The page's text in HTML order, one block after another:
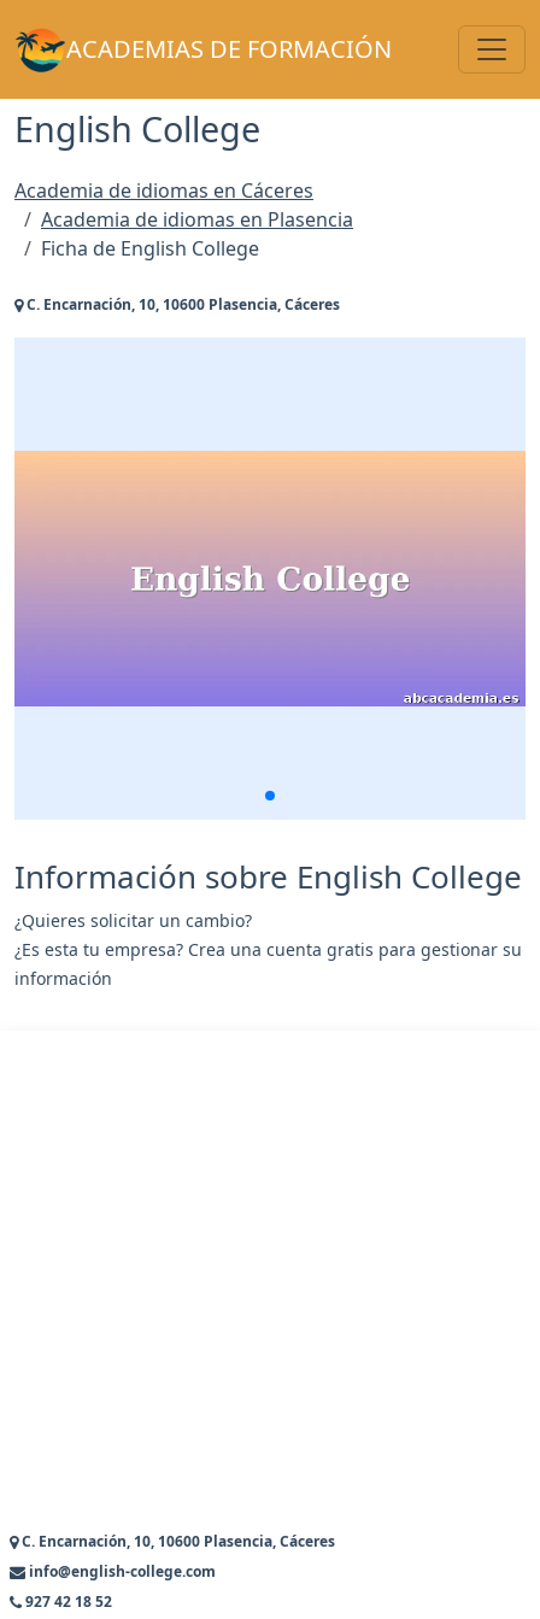
ACADEMIAS DE FORMACIÓN
English College
Academia de idiomas en Cáceres
Academia de idiomas en Plasencia
Ficha de English College
C. Encarnación, 10, 10600 Plasencia, Cáceres
Información sobre English College
¿Quieres solicitar un cambio?
¿Es esta tu empresa? Crea una cuenta gratis para gestionar su
información
C. Encarnación, 10, 10600 Plasencia, Cáceres
info@english-college.com
927 42 18 52